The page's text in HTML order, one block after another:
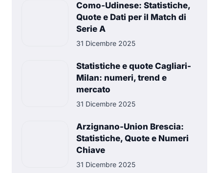
Como-Udinese: Statistiche,
Quote e Dati per il Match di
Serie A
31 Dicembre 2025
Statistiche e quote Cagliari-
Milan: numeri, trend e
mercato
31 Dicembre 2025
Arzignano-Union Brescia:
Statistiche, Quote e Numeri
Chiave
31 Dicembre 2025